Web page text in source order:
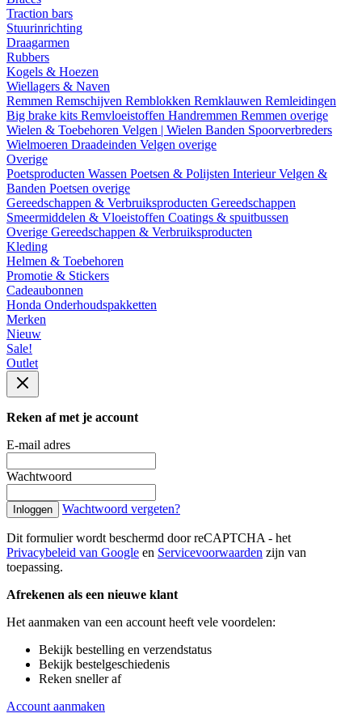
Traction bars
Stuurinrichting
Draagarmen
Rubbers
Kogels & Hoezen
Wiellagers & Naven
Remmen Remschijven Remblokken Remklauwen Remleidingen
Big brake kits Remvloeistoffen Handremmen Remmen overige
Wielen & Toebehoren Velgen | Wielen Banden Spoorverbreders
Wielmoeren Draadeinden Velgen overige
Overige
Poetsproducten Wassen Poetsen & Polijsten InterieurVelgen &
Banden Poetsen overige
Gereedschappen & Verbruiksproducten Gereedschappen
Smeermiddelen & Vloeistoffen Coatings & spuitbussen
Overige Gereedschappen & Verbruiksproducten
Kleding
Helmen & Toebehoren
Promotie & Stickers
Cadeaubonnen
Honda Onderhoudspakketten
Merken
Nieuw
Sale!
Outlet
Reken af met je account
E-mail adres
Wachtwoord
Inloggen Wachtwoord vergeten?
Dit formulier wordt beschermd door reCAPTCHA - het
Privacybeleid van Google en Servicevoorwaarden zijn van
toepassing.
Afrekenen als een nieuwe klant
Het aanmaken van een account heeft vele voordelen:
Bekijk bestelling en verzendstatus
Bekijk bestelgeschiedenis
Reken sneller af
Account aanmaken